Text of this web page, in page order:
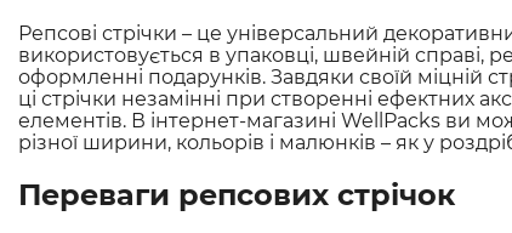
Репсові стрічки – це універсальний
використовується в упаковці, швейній справі,
оформленні подарунків. Завдяки своїй міцній
ці стрічки незамінні при створенні ефектних
елементів. В інтернет-магазині WellPacks ви
різної ширини, кольорів і малюнків – як у
Переваги репсових стрічок